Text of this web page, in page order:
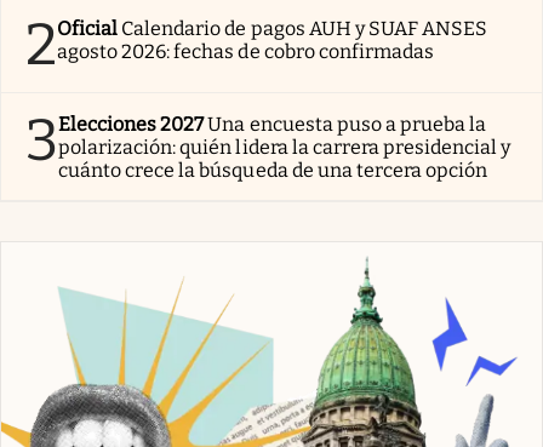
2Oficial Calendario de pagos AUH y SUAF ANSES
agosto 2026: fechas de cobro confirmadas
3Elecciones 2027Una encuesta puso a prueba la
polarización: quién lidera la carrera presidencial y
cuánto crece la búsqueda de una tercera opción